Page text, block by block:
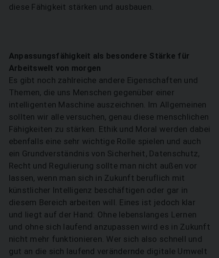
diese Fähigkeit stärken und ausbauen.
Anpassungsfähigkeit als besondere Stärke für
Arbeitswelt von morgen
Es gibt noch zahlreiche andere Eigenschaften und
Themen, die uns Menschen gegenüber einer
intelligenten Maschine auszeichnen. Im Allgemeinen
sollten wir alle versuchen, genau diese menschlichen
Fähigkeiten zu stärken. Ethik und Moral werden dabei
ebenfalls eine sehr wichtige Rolle spielen und auch
ein Grundverständnis von Sicherheit, Datenschutz,
Recht und Regulierung sollte man nicht außen vor
lassen, wenn man sich in Zukunft beruflich mit
künstlicher Intelligenz beschäftigen oder gar in
diesem Bereich arbeiten will. Eines ist jedoch klar
und liegt auf der Hand: Ohne lebenslanges Lernen
und ohne sich laufend anzupassen wird es in Zukunft
nicht mehr funktionieren. Wer sich also schnell und
gut an die sich laufend verändernde digitale Umwelt